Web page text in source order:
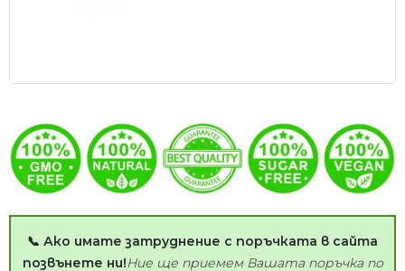
📞 Ако имате затруднение с поръчката в сайта
позвънете ни!Ние ще приемем Вашата поръчка по